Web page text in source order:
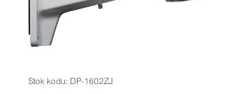
Stok kodu: DP-1602ZJ